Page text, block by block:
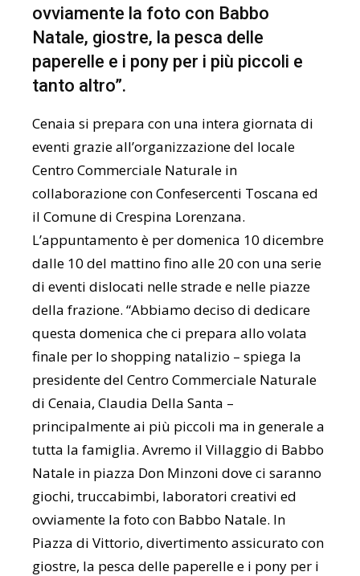
ovviamente la foto con Babbo
Natale, giostre, la pesca delle
paperelle e i pony per i più piccoli e
tanto altro”.
Cenaia si prepara con una intera giornata di
eventi grazie all’organizzazione del locale
Centro Commerciale Naturale in
collaborazione con Confesercenti Toscana ed
il Comune di Crespina Lorenzana.
L’appuntamento è per domenica 10 dicembre
dalle 10 del mattino fino alle 20 con una serie
di eventi dislocati nelle strade e nelle piazze
della frazione. “Abbiamo deciso di dedicare
questa domenica che ci prepara allo volata
finale per lo shopping natalizio – spiega la
presidente del Centro Commerciale Naturale
di Cenaia, Claudia Della Santa –
principalmente ai più piccoli ma in generale a
tutta la famiglia. Avremo il Villaggio di Babbo
Natale in piazza Don Minzoni dove ci saranno
giochi, truccabimbi, laboratori creativi ed
ovviamente la foto con Babbo Natale. In
Piazza di Vittorio, divertimento assicurato con
giostre, la pesca delle paperelle e i pony per i